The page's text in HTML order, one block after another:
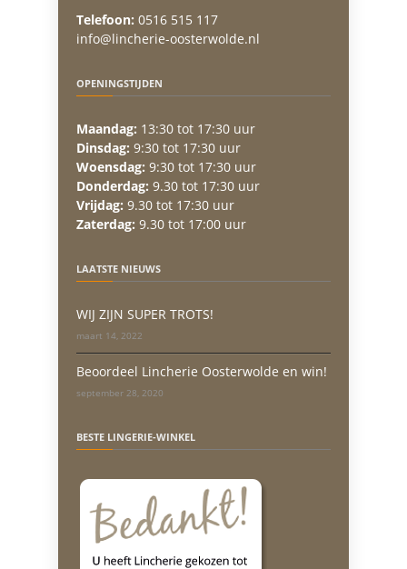
Telefoon: 0516 515 117
info@lincherie-oosterwolde.nl
OPENINGSTIJDEN
Maandag: 13:30 tot 17:30 uur
Dinsdag: 9:30 tot 17:30 uur
Woensdag: 9:30 tot 17:30 uur
Donderdag: 9.30 tot 17:30 uur
Vrijdag: 9.30 tot 17:30 uur
Zaterdag: 9.30 tot 17:00 uur
LAATSTE NIEUWS
WIJ ZIJN SUPER TROTS!
maart 14, 2022
Beoordeel Lincherie Oosterwolde en win!
september 28, 2020
BESTE LINGERIE-WINKEL